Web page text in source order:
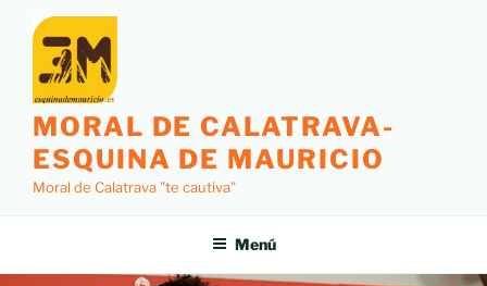
MORAL DE CALATRAVA-
ESQUINA DE MAURICIO
Moral de Calatrava "te cautiva"
Menú